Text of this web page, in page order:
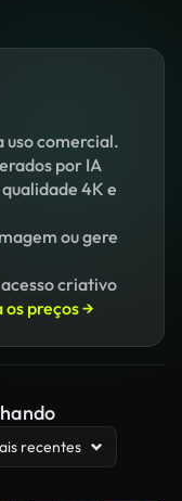
uso comercial.
por IA
4K e
ou gere
criativo
os preços →
recentes